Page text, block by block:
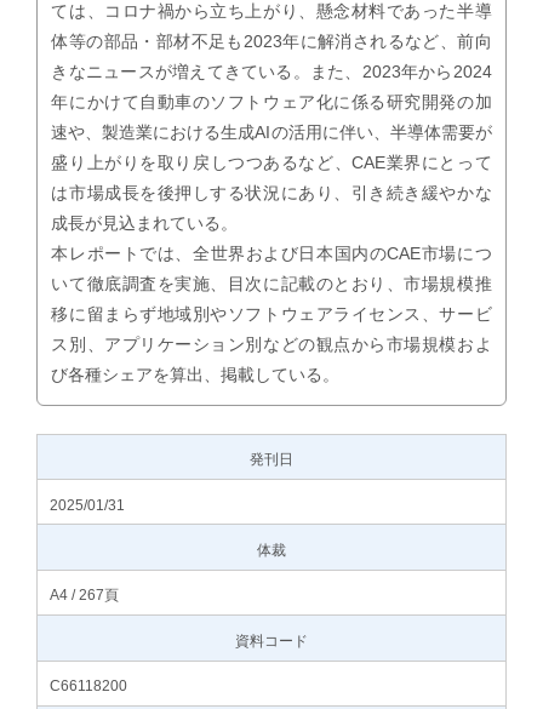
ては、コロナ禍から立ち上がり、懸念材料であった半導
体等の部品・部材不足も2023年に解消されるなど、前向
きなニュースが増えてきている。また、2023年から2024
年にかけて自動車のソフトウェア化に係る研究開発の加
速や、製造業における生成AIの活用に伴い、半導体需要が
盛り上がりを取り戻しつつあるなど、CAE業界にとって
は市場成長を後押しする状況にあり、引き続き緩やかな
成長が見込まれている。
本レポートでは、全世界および日本国内のCAE市場につ
いて徹底調査を実施、目次に記載のとおり、市場規模推
移に留まらず地域別やソフトウェアライセンス、サービ
ス別、アプリケーション別などの観点から市場規模およ
び各種シェアを算出、掲載している。
発刊日
2025/01/31
体裁
A4 / 267頁
資料コード
C66118200